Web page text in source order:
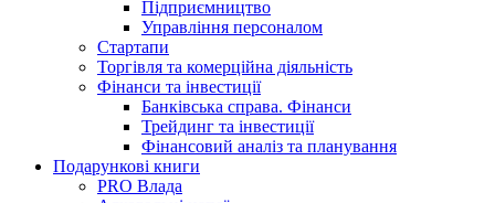
Підприємництво
Управління персоналом
Стартапи
Торгівля та комерційна діяльність
Фінанси та інвестиції
Банківська справа. Фінанси
Трейдинг та інвестиції
Фінансовий аналіз та планування
Подарункові книги
PRO Влада